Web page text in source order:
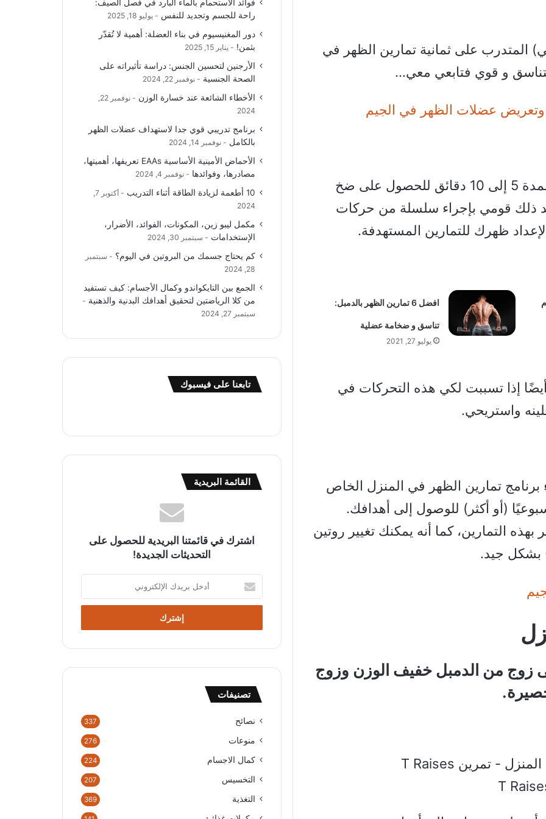
المتدرب على ثمانية تمارين الظهر في
و قوي فتابعي معي…
وتعريض عضلات الظهر في الجيم
لمدة 5 إلى 10 دقائق للحصول على ضخ
ذلك قومي بإجراء سلسلة من حركات
ظهرك للتمارين المستهدفة.
افضل 6 تمارين الظهر بالدمبل:
تناسق و ضخامة عضلية
يوليو 27, 2021
إذا تسببت لكي هذه التحركات في
واستريحي.
برنامج تمارين الظهر في المنزل الخاص
(أو أكثر) للوصول إلى أهدافك.
التمارين، كما أنه يمكنك تغيير روتين
بشكل جيد.
زوج من الدمبل خفيف الوزن وزوج
T
فوائد الاستحمام بالماء البارد في فصل الصيف:
راحة للجسم وتجديد للنفس
يوليو 18, 2025
دور المغنيسيوم في بناء العضلة: أهمية لا تُقدّر
بثمن!
يناير 15, 2025
الأرجنين لتحسين الجنس: دراسة تأثيراته على
الصحة الجنسية
نوفمبر 22, 2024
الأخطاء الشائعة عند خسارة الوزن
نوفمبر 22,
2024
برنامج تدريبي قوي جدا لاستهداف عضلات الظهر
بالكامل
نوفمبر 14, 2024
الأحماض الأمينية الأساسية EAAs تعريفها، أهميتها،
مصادرها، وفوائدها
نوفمبر 4, 2024
10 أطعمة لزيادة الطاقة أثناء التدريب
أكتوبر 7,
2024
مكمل ليبو زين، المكونات، الفوائد، الأضرار،
الإستخدامات
سبتمبر 30, 2024
كم يحتاج جسمك من البروتين في اليوم؟
سبتمبر
28, 2024
الجمع بين التايكواندو وكمال الأجسام: كيف تستفيد
من كلا الرياضتين لتحقيق أهدافك البدنية والذهنية
سبتمبر 27, 2024
تابعنا على فيسبوك
القائمة البريدية
اشترك في قائمتنا البريدية للحصول على
التحديثات الجديدة!
بريدك
الإلكتروني
تصنيفات
نصائح 337
منوعات 276
كمال الاجسام 224
التخسيس 207
التغذية 369